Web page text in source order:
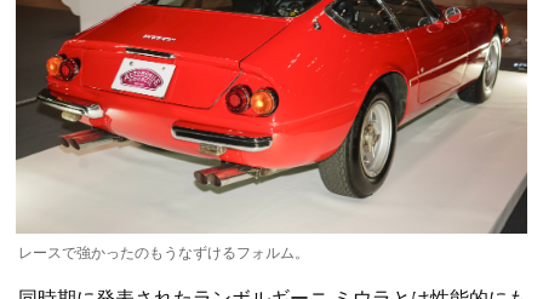
レースで強かったのもうなずけるフォルム。